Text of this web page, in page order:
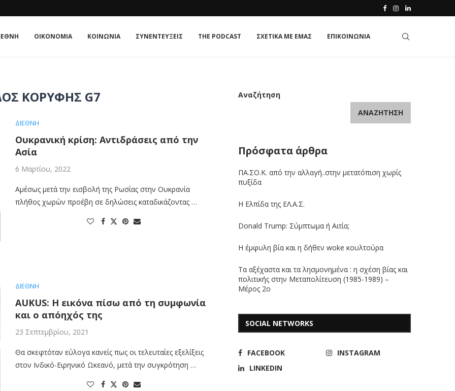
ΟΙΚΟΝΟΜΙΑ ΚΟΙΝΩΝΙΑ ΣΥΝΕΝΤΕΥΞΕΙΣ THE PODCAST ΣΧΕΤΙΚΑ ΜΕ ΕΜΑΣ ΕΠΙΚΟΙΝΩΝΙΑ
ΚΟΡΥΦΉΣ G7
ΔΙΕΘΝΗ
Ουκρανική κρίση: Αντιδράσεις από την
Ασία
6 Μαρτίου, 2022
Αμέσως μετά την εισβολή της Ρωσίας στην Ουκρανία
πλήθος χωρών προέβη σε δηλώσεις καταδικάζοντας …
ΔΙΕΘΝΗ
AUKUS: Η εικόνα πίσω από τη συμφωνία
και ο απόηχός της
23 Σεπτεμβρίου, 2021
Θα σκεφτόταν εύλογα κανείς πως οι τελευταίες εξελίξεις
στον Ινδικό-Ειρηνικό Ωκεανό, μετά την συγκρότηση …
Αναζήτηση
ΑΝΑΖΉΤΗΣΗ
Πρόσφατα άρθρα
ΠΑ.ΣΟ.Κ. από την αλλαγή..στην μετατόπιση χωρίς
πυξίδα
Η Ελπίδα της ΕΛ.Α.Σ.
Donald Trump: Σύμπτωμα ή Αιτία;
Η έμφυλη βία και η δήθεν woke κουλτούρα
Τα αξέχαστα και τα λησμονημένα : η σχέση βίας και
πολιτικής στην Μεταπολίτευση (1985-1989) –
Μέρος 2ο
SOCIAL NETWORKS
FACEBOOK
INSTAGRAM
LINKEDIN